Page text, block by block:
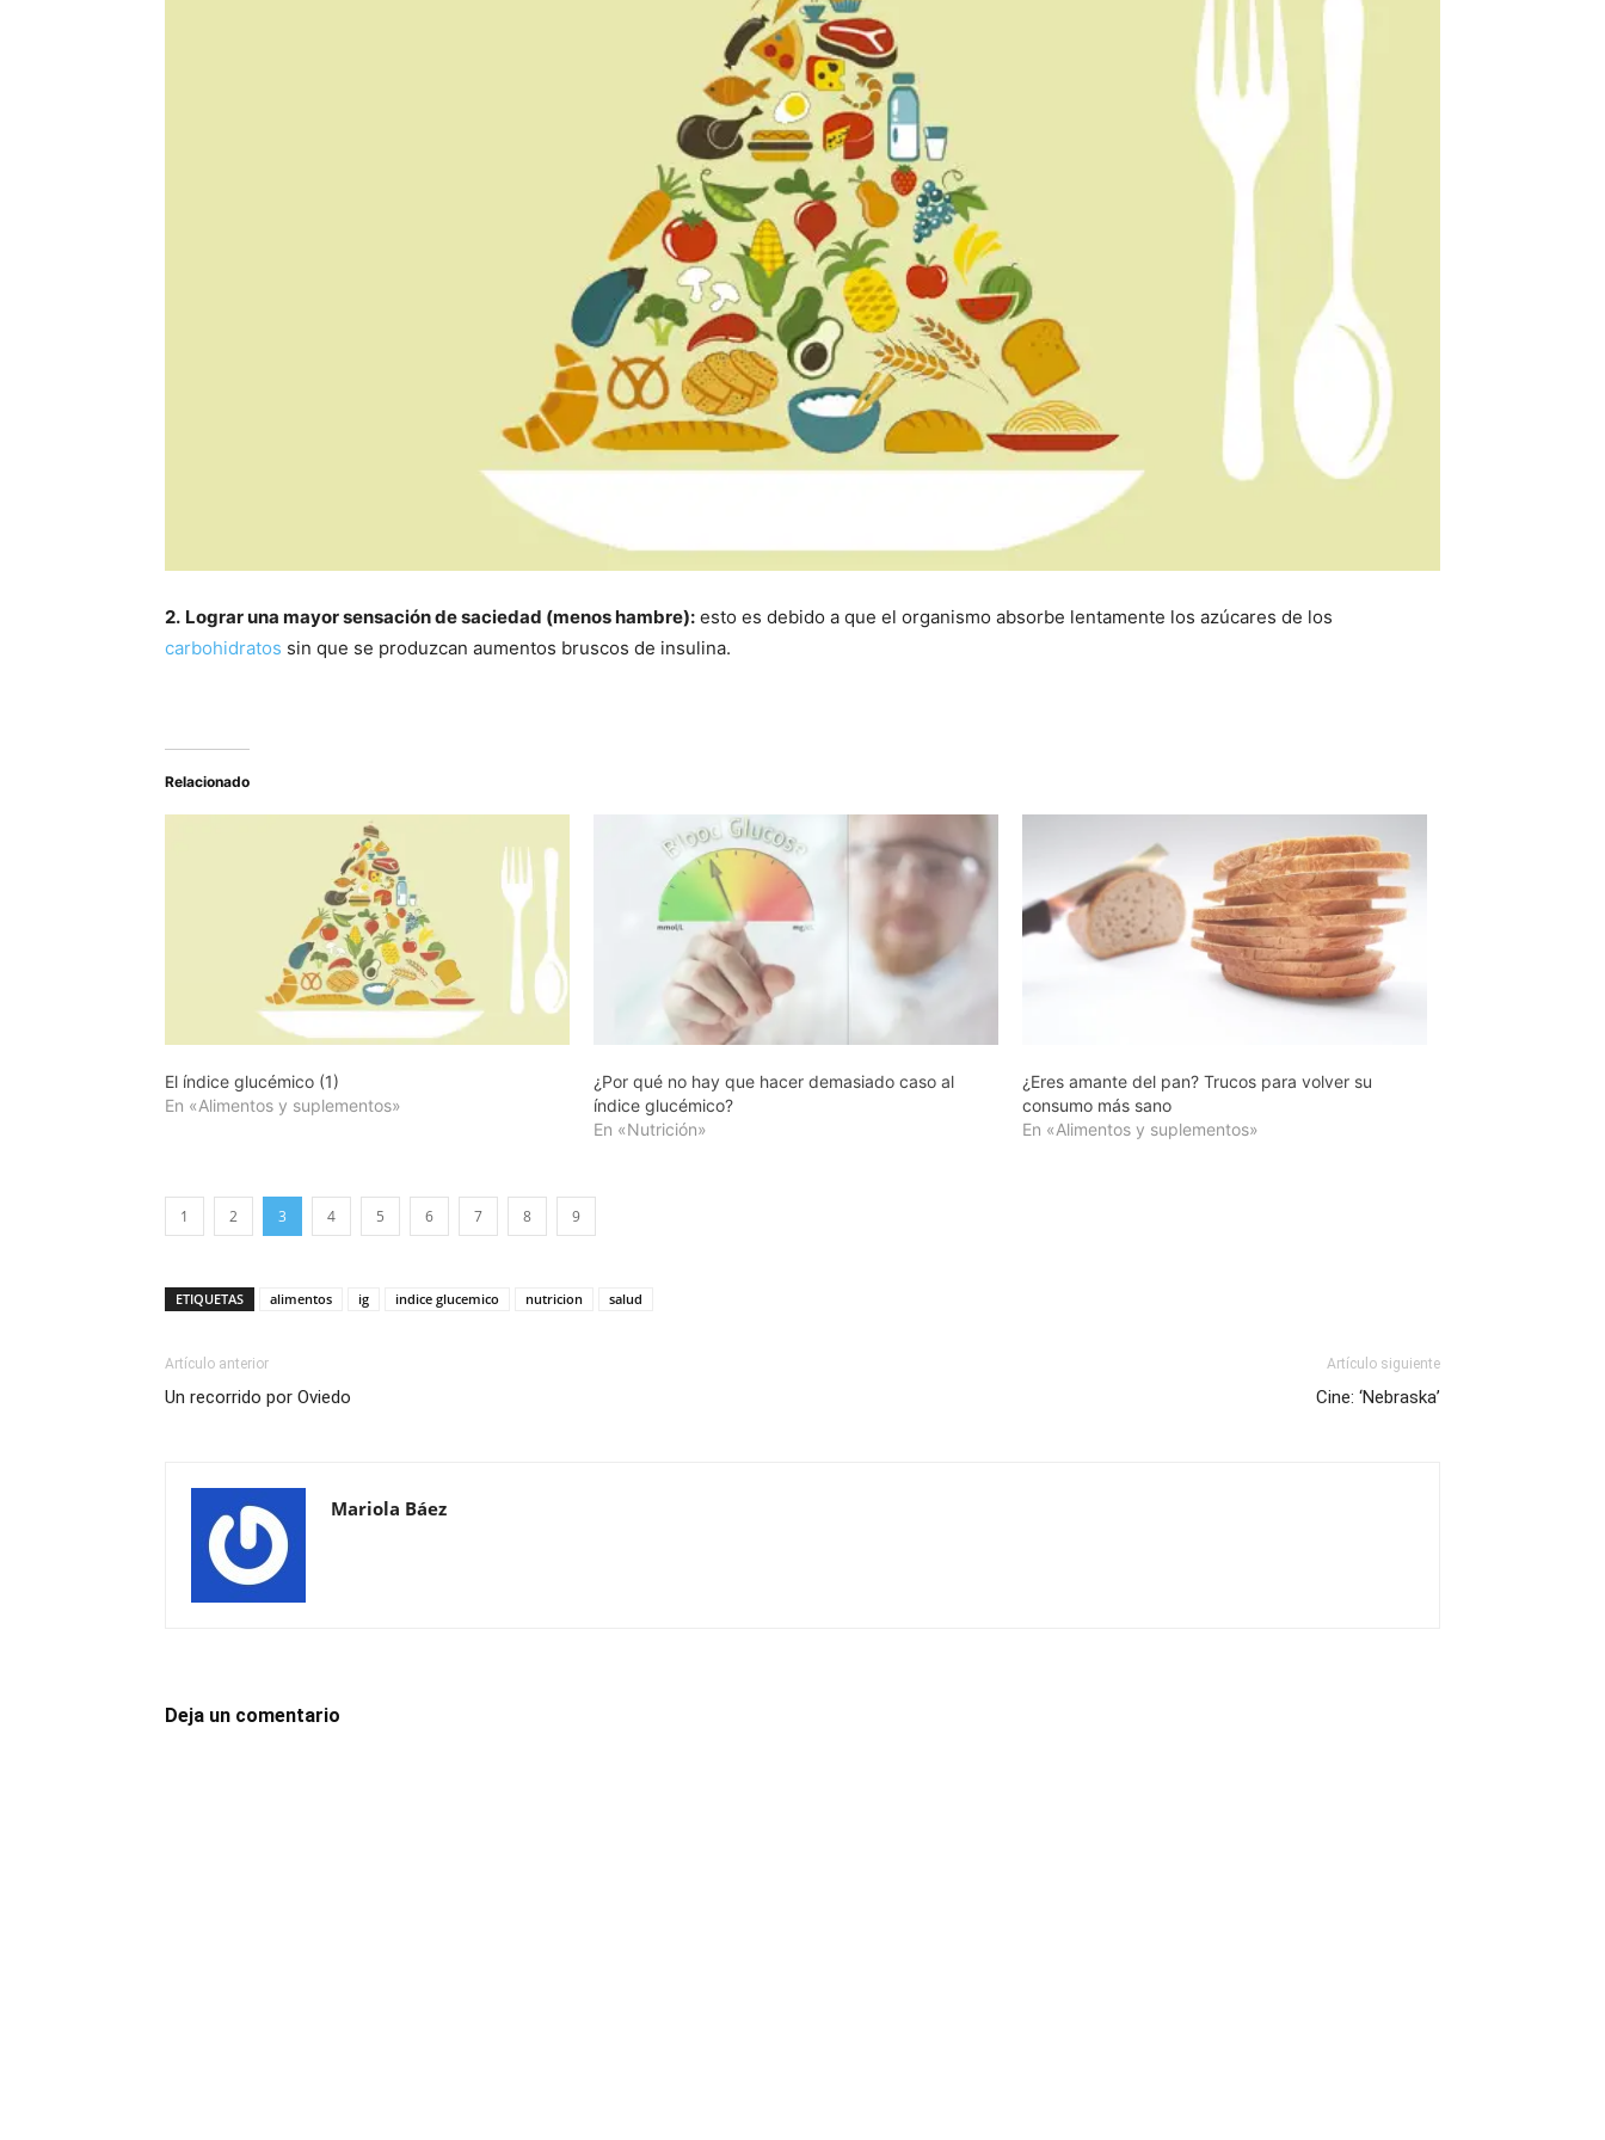
2. Lograr una mayor sensación de saciedad (menos hambre): esto es debido a que el organismo absorbe lentamente los azúcares de los
carbohidratos sin que se produzcan aumentos bruscos de insulina.
Relacionado
El índice glucémico (1)
En «Alimentos y suplementos»
¿Por qué no hay que hacer demasiado caso al
índice glucémico?
En «Nutrición»
¿Eres amante del pan? Trucos para volver su
consumo más sano
En «Alimentos y suplementos»
1 2 3 4 5 6 7 8 9
ETIQUETAS alimentos ig indice glucemico nutricion salud
Artículo anterior
Un recorrido por Oviedo
Artículo siguiente
Cine: ‘Nebraska’
Mariola Báez
Deja un comentario